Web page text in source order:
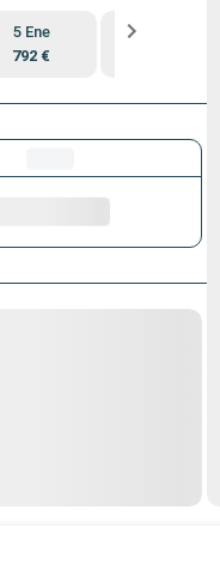
5 Ene
792 €